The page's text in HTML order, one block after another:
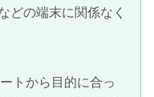
どの端末に関係なく
トから目的に合っ